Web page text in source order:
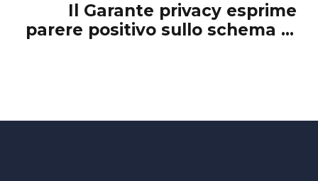
Il Garante privacy esprime
parere positivo sullo schema di